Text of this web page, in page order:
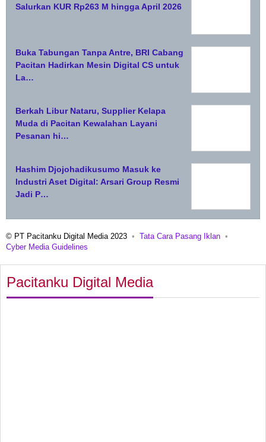
Salurkan KUR Rp263 M hingga April 2026
Buka Tabungan Tanpa Antre, BRI Cabang
Pacitan Hadirkan Mesin Digital CS untuk
La…
Berkah Libur Nataru, Supplier Kelapa
Muda di Pacitan Kewalahan Layani
Pesanan hi…
Hashim Djojohadikusumo Masuk ke
Industri Aset Digital: Arsari Group Resmi
Jadi P…
© PT Pacitanku Digital Media 2023
Tata Cara Pasang Iklan
Cyber Media Guidelines
Pacitanku Digital Media